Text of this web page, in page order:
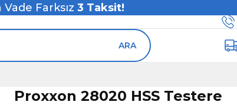
Farksız 3 Taksit!
ARA
Proxxon 28020 HSS Testere